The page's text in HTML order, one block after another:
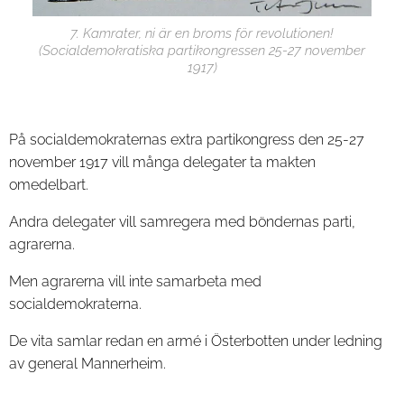
7. Kamrater, ni är en broms för revolutionen!
(Socialdemokratiska partikongressen 25-27 november
1917)
På socialdemokraternas extra partikongress den 25-27
november 1917 vill många delegater ta makten
omedelbart.
Andra delegater vill samregera med böndernas parti,
agrarerna.
Men agrarerna vill inte samarbeta med
socialdemokraterna.
De vita samlar redan en armé i Österbotten under ledning
av general Mannerheim.